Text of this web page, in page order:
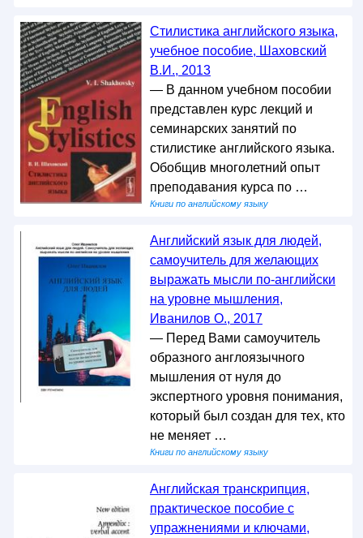
Стилистика английского языка,
учебное пособие, Шаховский
В.И., 2013
— В данном учебном пособии
представлен курс лекций и
семинарских занятий по
стилистике английского языка.
Обобщив многолетний опыт
преподавания курса по …
Книги по английскому языку
Английский язык для людей,
самоучитель для желающих
выражать мысли по-английски
на уровне мышления,
Иванилов О., 2017
— Перед Вами самоучитель
образного англоязычного
мышления от нуля до
экспертного уровня понимания,
который был создан для тех, кто
не меняет …
Книги по английскому языку
Английская транскрипция,
практическое пособие с
упражнениями и ключами,